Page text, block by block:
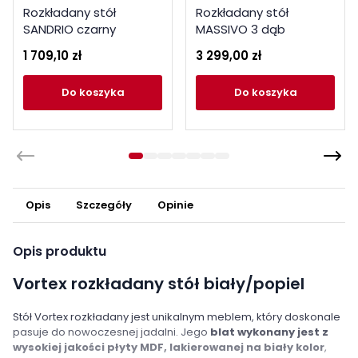
Rozkładany stół
SANDRIO czarny
1 709,10 zł
do koszyka
Rozkładany stół
MASSIVO 3 dąb
3 299,00 zł
do koszyka
Opis Szczegóły Opinie
Opis produktu
Vortex rozkładany stół biały/popiel
Stół Vortex rozkładany jest unikalnym meblem, który doskonale
pasuje do nowoczesnej jadalni. Jego blat wykonany jest z
wysokiej jakości płyty MDF, lakierowanej na biały kolor,